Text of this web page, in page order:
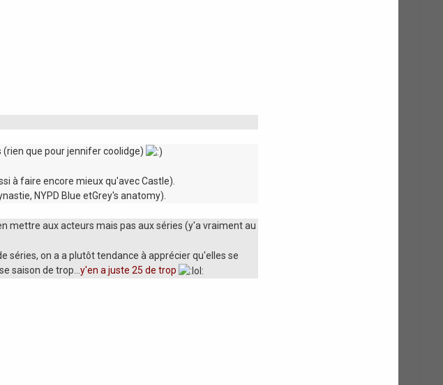
que pour jennifer coolidge)
à faire encore mieux qu'avec Castle).
NYPD Blue etGrey's anatomy).
mettre aux acteurs mais pas aux séries (y'a vraiment au
séries, on a a plutôt tendance à apprécier qu'elles se
saison de trop... y'en a juste 25 de trop